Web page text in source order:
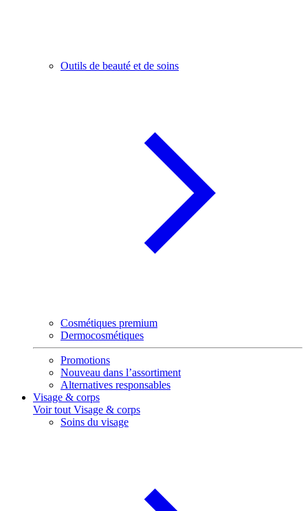
Outils de beauté et de soins
Cosmétiques premium
Dermocosmétiques
Promotions
Nouveau dans l’assortiment
Alternatives responsables
Visage & corps
Voir tout Visage & corps
Soins du visage